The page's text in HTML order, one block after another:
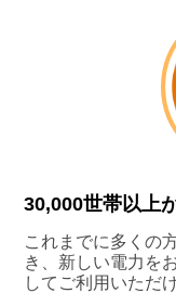
30,000世帯以上
これまでに多くの
き、新しい電力を
してご利用いただ